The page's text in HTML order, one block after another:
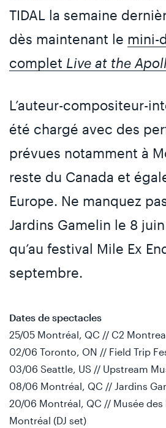
TIDAL la semaine
dès maintenant le mini-
complet Live at the
L’auteur-compositeur-
été chargé avec des
prévues notamment à
reste du Canada et
Europe. Ne manquez
Jardins Gamelin le 8
qu’au festival Mile Ex
septembre.
Dates de spectacles
25/05 Montréal, QC // C2
02/06 Toronto, ON // Field Trip
03/06 Seattle, US // Upstream
08/06 Montréal, QC // Jardins
20/06 Montréal, QC // Musée des
Montréal (DJ set)